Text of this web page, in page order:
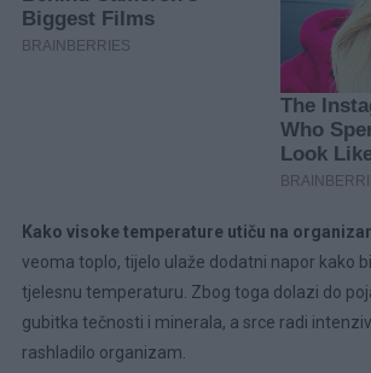
Kako visoke temperature utiču na
veoma toplo, tijelo ulaže dodatni napor kako
tjelesnu temperaturu. Zbog toga dolazi do
gubitka tečnosti i minerala, a srce radi
rashladilo organizam.